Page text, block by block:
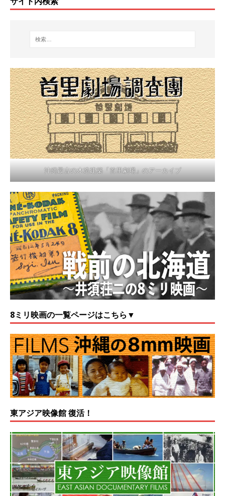
沖縄最古の木造建築「首里劇場」のアーカイブ
8ミリ映画の一覧ページはこちら▼
東アジア映像館 復活！